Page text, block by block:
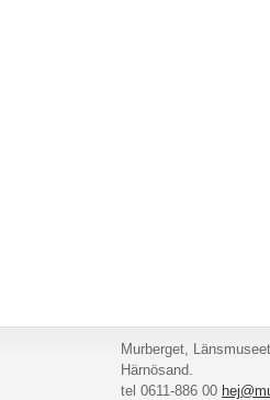
Murberget,
Härnösand.
tel 0611-886 00